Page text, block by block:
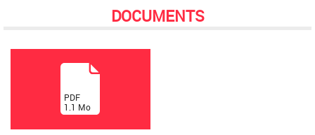
DOCUMENTS
(PDF
1.1 Mo
)